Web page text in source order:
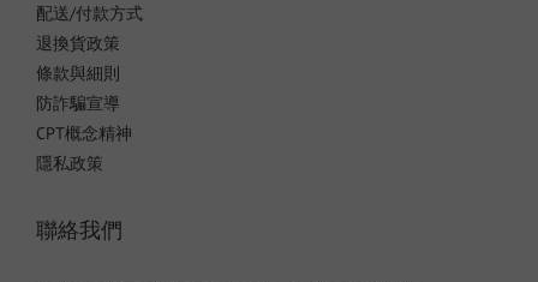
配送/付款方式
退換貨政策
條款與細則
防詐騙宣導
CPT概念精神
隱私政策
聯絡我們